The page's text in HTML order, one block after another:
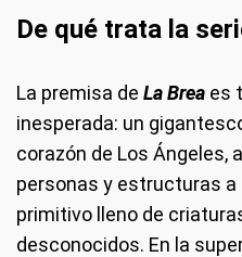
De qué trata la
La premisa de La Brea es
inesperada: un
corazón de Los Ángeles,
personas y estructuras
primitivo lleno de
desconocidos. En la